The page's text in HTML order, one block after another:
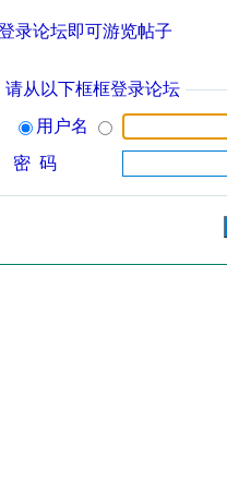
录论坛即可游览帖子
请从以下框框登录论坛
用户名
密 码